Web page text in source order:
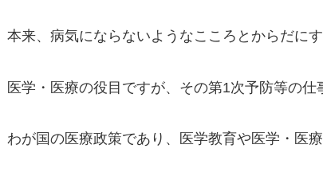
本来、病気にならないようなこころとからだに
医学・医療の役目ですが、その第1次予防等の
わが国の医療政策であり、医学教育や医学・医療